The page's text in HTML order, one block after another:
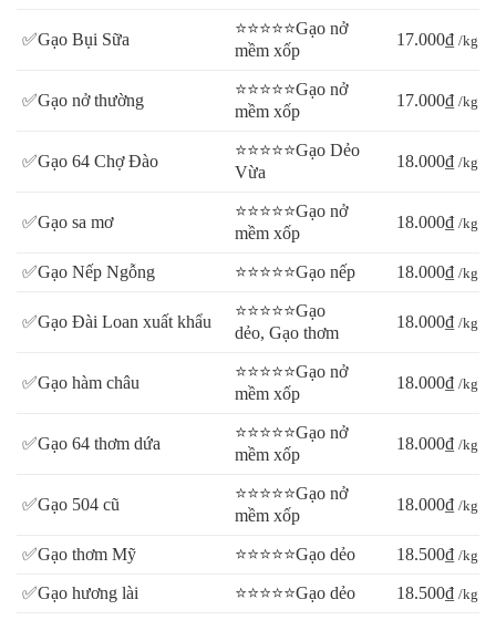
✅Gạo Bụi Sữa
⭐⭐⭐⭐⭐Gạo nở
mềm xốp
17.000₫ /kg
✅Gạo nở thường
⭐⭐⭐⭐⭐Gạo nở
mềm xốp
17.000₫ /kg
✅Gạo 64 Chợ Đào
⭐⭐⭐⭐⭐Gạo Dẻo
Vừa
18.000₫ /kg
✅Gạo sa mơ
⭐⭐⭐⭐⭐Gạo nở
mềm xốp
18.000₫ /kg
✅Gạo Nếp Ngỗng ⭐⭐⭐⭐⭐Gạo nếp 18.000₫ /kg
✅Gạo Đài Loan xuất khẩu
⭐⭐⭐⭐⭐Gạo
dẻo, Gạo thơm
18.000₫ /kg
✅Gạo hàm châu
⭐⭐⭐⭐⭐Gạo nở
mềm xốp
18.000₫ /kg
✅Gạo 64 thơm dứa
⭐⭐⭐⭐⭐Gạo nở
mềm xốp
18.000₫ /kg
✅Gạo 504 cũ
⭐⭐⭐⭐⭐Gạo nở
mềm xốp
18.000₫ /kg
✅Gạo thơm Mỹ ⭐⭐⭐⭐⭐Gạo dẻo 18.500₫ /kg
✅Gạo hương lài ⭐⭐⭐⭐⭐Gạo dẻo 18.500₫ /kg